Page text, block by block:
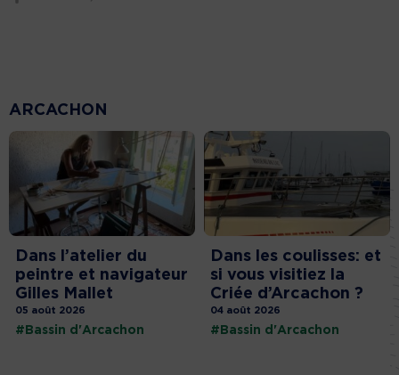
ARCACHON
Dans l’atelier du
peintre et navigateur
Gilles Mallet
05 août 2026
#Bassin d'Arcachon
Dans les coulisses: et
si vous visitiez la
Criée d’Arcachon ?
04 août 2026
#Bassin d'Arcachon